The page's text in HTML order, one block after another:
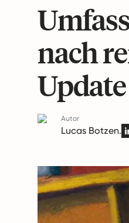
nach
Autor
Lucas Botzen.